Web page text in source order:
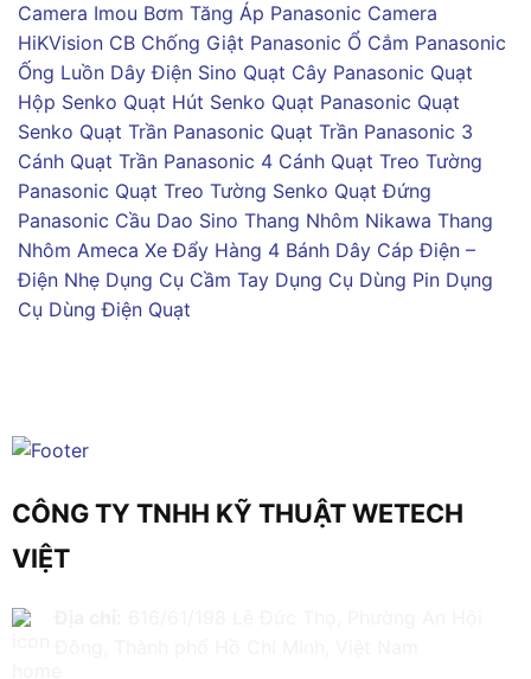
Camera Imou Bơm Tăng Áp Panasonic Camera
HiKVision CB Chống Giật Panasonic Ổ Cắm Panasonic
Ống Luồn Dây Điện Sino Quạt Cây Panasonic Quạt
Hộp Senko Quạt Hút Senko Quạt Panasonic Quạt
Senko Quạt Trần Panasonic Quạt Trần Panasonic 3
Cánh Quạt Trần Panasonic 4 Cánh Quạt Treo Tường
Panasonic Quạt Treo Tường Senko Quạt Đứng
Panasonic Cầu Dao Sino Thang Nhôm Nikawa Thang
Nhôm Ameca Xe Đẩy Hàng 4 Bánh Dây Cáp Điện –
Điện Nhẹ Dụng Cụ Cầm Tay Dụng Cụ Dùng Pin Dụng
Cụ Dùng Điện Quạt
CÔNG TY TNHH KỸ THUẬT WETECH
VIỆT